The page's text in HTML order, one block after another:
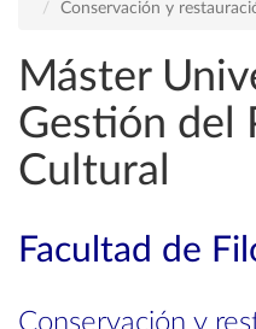
Conservación y
Máster
Gestión del
Cultural
Facultad de
Conservación y